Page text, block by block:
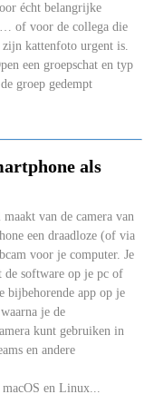
écht belangrijke
of voor de collega die
zijn kattenfoto urgent is.
een groepschat en typ
groep gedempt
als
van de camera van
een draadloze (of via
voor je computer. Je
de software op je pc of
bijbehorende app op je
je de
kunt gebruiken in
en andere
en Linux...